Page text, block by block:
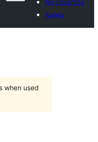
My favorites
Кирүү
when used